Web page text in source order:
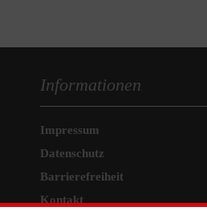
Informationen
Impressum
Datenschutz
Barrierefreiheit
Kontakt